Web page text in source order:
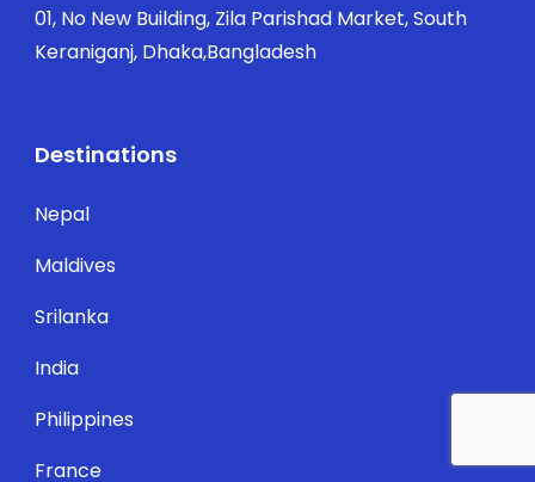
01, No New Building, Zila Parishad Market, South
Keraniganj, Dhaka,Bangladesh
Destinations
Nepal
Maldives
Srilanka
India
Philippines
France